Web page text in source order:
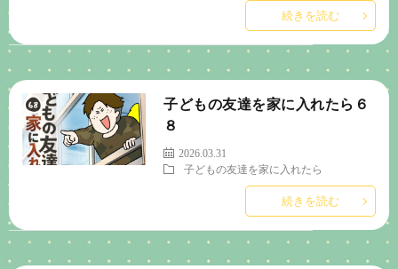
続きを読む
子どもの友達を家に入れたら６
８
2026.03.31
子どもの友達を家に入れたら
続きを読む